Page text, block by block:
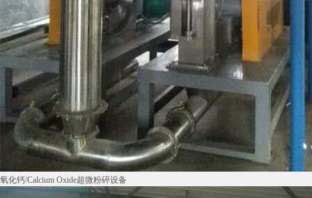
氧化钙/Calcium Oxide超微粉碎设备